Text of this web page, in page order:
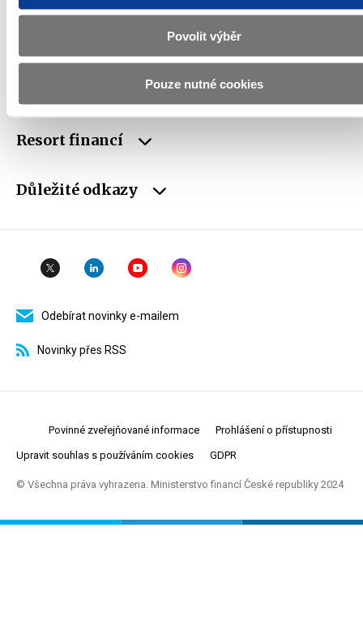
Povolit výběr
Pouze nutné cookies
ID Datové
xzeaauv
Weby ministerstva
Resort financí
Důležité odkazy
Odebírat novinky e-mailem
Novinky přes RSS
Povinné zveřejňované informace Prohlášení o přístupnosti
Upravit souhlas s používáním cookies GDPR
© Všechna práva vyhrazena. Ministerstvo financí České republiky 2024